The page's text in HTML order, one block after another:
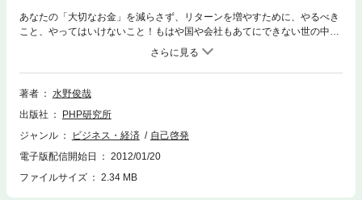
あなたの「大切なお金」を減らさず、リターンを増やすために、やるべき
こと、やってはいけないこと！もはや国や会社もあてにできない世の中で
は、「お金についてはわからない」では済まされない。 しかし、お金儲け
をしたいと思っていても、株式投資がいいのか、アパートの大家さんにな
るべきか、デイトレやFXで稼ぐか、転職すべきか、いっそ起業するか、な
かなか答えがみつからない。その答えをあなたが導き出すヒントとなる知
済学の理論をベースに、人間のお金についての反応や心理について説明。
続く2章から4章までは、「株」「外貨」「不動産」など投資についての
える「起業」と「ネットビジネス」について、知っておいて欲しいことが
書かれているので、ぜひ参考にして欲しい。
著者
水野俊哉
出版社
PHP研究所
ジャンル
ビジネス・経済
自己啓発
電子版配信開始日
2012/01/20
ファイルサイズ
2.34 MB